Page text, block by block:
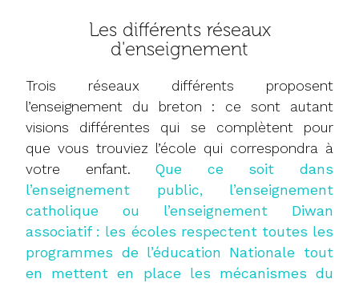
Les différents réseaux
d'enseignement
Trois réseaux différents proposent
l’enseignement du breton : ce sont autant
visions différentes qui se complètent pour
que vous trouviez l’école qui correspondra à
votre enfant.Que ce soit dans
l’enseignement public, l’enseignement
catholique ou l’enseignement Diwan
associatif : les écoles respectent toutes les
programmes de l’éducation Nationale tout
en mettent en place les mécanismes du